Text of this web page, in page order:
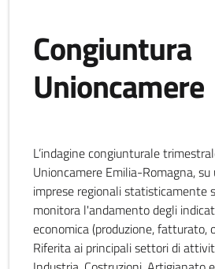
Congiuntura
Unioncamere
L’indagine congiunturale
Unioncamere Emilia-Romagna,
imprese regionali statisticamente
monitora l'andamento degli
economica (produzione, fatturato,
Riferita ai principali settori di